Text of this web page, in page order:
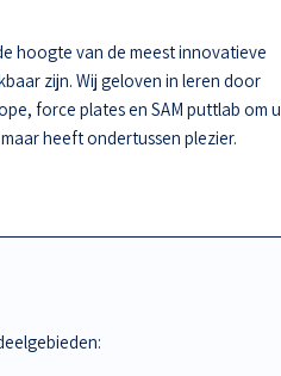
hoogte van de meest innovatieve
zijn. Wij geloven in leren door
force plates en SAM puttlab om u
heeft ondertussen plezier.